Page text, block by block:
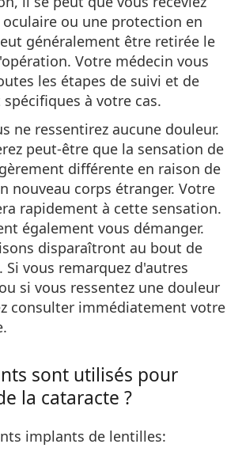
ou une protection en
généralement être retirée le
Votre médecin vous
les étapes de suivi et de
à votre cas.
ne ressentirez aucune douleur.
peut-être que la sensation de
différente en raison de
nouveau corps étranger. Votre
rapidement à cette sensation.
également vous démanger.
disparaîtront au bout de
Si vous remarquez d'autres
si vous ressentez une douleur
consulter immédiatement votre
sont utilisés pour
la cataracte ?
implants de lentilles: